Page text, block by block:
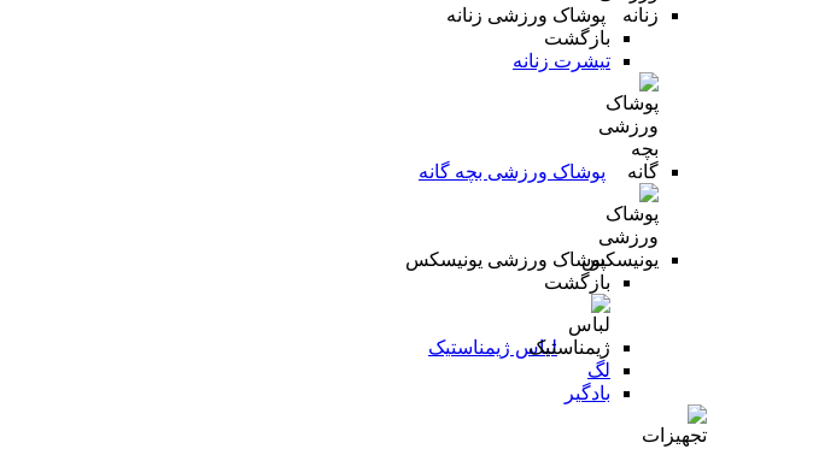
پوشاک ورزشی زنانه
بازگشت
تیشرت زنانه
پوشاک ورزشی بچه گانه
پوشاک ورزشی یونیسکس
بازگشت
لباس ژیمناستیک
لگ
بادگیر